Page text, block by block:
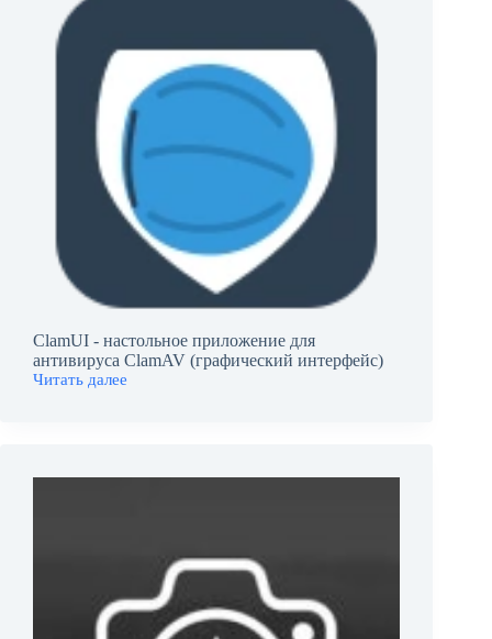
ClamUI - настольное приложение для
антивируса ClamAV (графический интерфейс)
Читать далее
ClamUI